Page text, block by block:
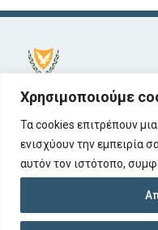
Χρησιμοποιούμε
Τα cookies επιτρέπουν
ενισχύουν την εμπειρία
αυτόν τον ιστότοπο,
σύμφωνα με τις οδηγίες
© 2026 Κυπριακή
Αφερεγγυότητας
Υπουργείο